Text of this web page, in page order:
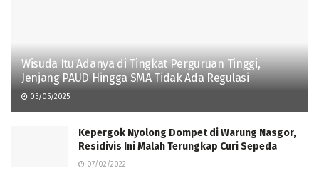
Wisuda Itu Adanya di Tingkat Perguruan Tinggi,
Jenjang PAUD Hingga SMA Tidak Ada Regulasi
05/05/2025
Kepergok Nyolong Dompet di Warung Nasgor,
Residivis Ini Malah Terungkap Curi Sepeda
07/02/2022